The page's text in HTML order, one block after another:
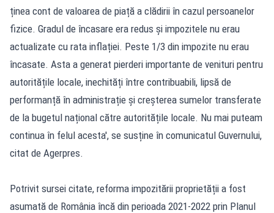
ținea cont de valoarea de piață a clădirii în cazul persoanelor
fizice. Gradul de încasare era redus și impozitele nu erau
actualizate cu rata inflației. Peste 1/3 din impozite nu erau
încasate. Asta a generat pierderi importante de venituri pentru
autoritățile locale, inechități între contribuabili, lipsă de
performanță în administrație și creșterea sumelor transferate
de la bugetul național către autoritățile locale. Nu mai puteam
continua în felul acesta', se susține în comunicatul Guvernului,
citat de Agerpres.
Potrivit sursei citate, reforma impozitării proprietății a fost
asumată de România încă din perioada 2021-2022 prin Planul